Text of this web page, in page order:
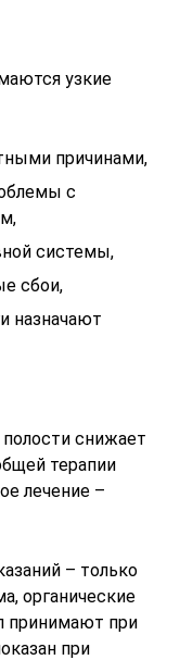
узкие
причинами,
с
системы,
сбои,
назначают
снижает
терапии
лечение –
– только
органические
принимают при
при